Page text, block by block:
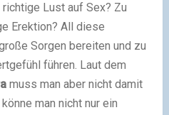
Lust auf Sex? Zu
Erektion? All diese
Sorgen bereiten und zu
führen. Laut dem
muss man aber nicht damit
man nicht nur ein